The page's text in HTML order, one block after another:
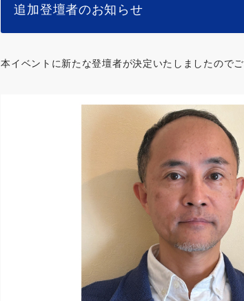
追加登壇者のお知らせ
本イベントに新たな登壇者が決定いたしましたのでご